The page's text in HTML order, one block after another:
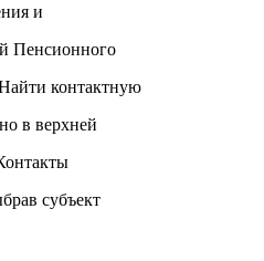
и
Пенсионного
контактную
в верхней
субъект